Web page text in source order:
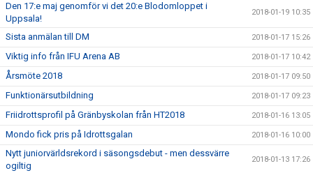
Den 17:e maj genomför vi det 20:e Blodomloppet i
Uppsala!
2018-01-19 10:35
Sista anmälan till DM 2018-01-17 15:26
Viktig info från IFU Arena AB 2018-01-17 10:42
Årsmöte 2018 2018-01-17 09:50
Funktionärsutbildning 2018-01-17 09:23
Friidrottsprofil på Gränbyskolan från HT2018 2018-01-16 13:05
Mondo fick pris på Idrottsgalan 2018-01-16 10:00
Nytt juniorvärldsrekord i säsongsdebut - men dessvärre
ogiltig
2018-01-13 17:26